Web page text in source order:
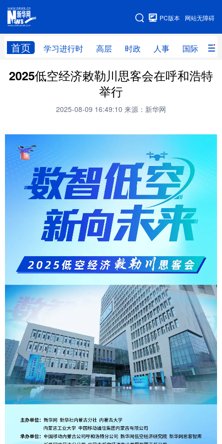
网站无障碍
PC版本
首页 学习进行时 高层 时政 人事 国际 财
网站地图
学习进行时 高层 时政 人事
全球连线
科技 科创 量子 体育
文化 军事
访谈 视频 图片 政务
法律 中央文件 金融 汽车
人居 信息化 数字经济
学术中国 乡村振兴 银龄 溯源中国
城市 旅游 能源 会展
彩票 娱乐 时尚 悦读
公益 亚太网 上市公司
文化产业
地方频道
北京 天津 河北 山西
辽宁 吉林 上海 江苏
安徽 福建
2025低空经济敕勒川思客会在呼和浩特
举行
2025-08-09 16:49:10 来源：新华网